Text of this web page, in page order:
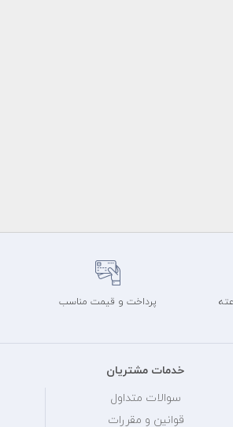
پرداخت و قیمت مناسب
خدمات مشتریان
سوالات متداول
قوانین و مقررات